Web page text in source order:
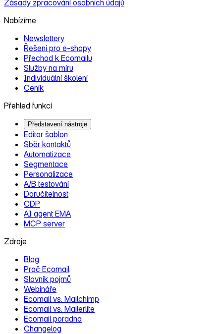
Zásady zpracování osobních údajů
Nabízíme
Newslettery
Řešení pro e‑shopy
Přechod k Ecomailu
Služby na míru
Individuální školení
Ceník
Přehled funkcí
Představení nástroje
Editor šablon
Sběr kontaktů
Automatizace
Segmentace
Personalizace
A/B testování
Doručitelnost
CDP
AI agent EMA
MCP server
Zdroje
Blog
Proč Ecomail
Slovník pojmů
Webináře
Ecomail vs. Mailchimp
Ecomail vs. Mailerlite
Ecomail poradna
Changelog